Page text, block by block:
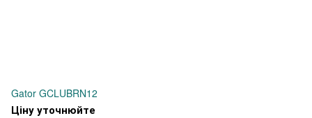
Gator GCLUBRN12
Ціну уточнюйте